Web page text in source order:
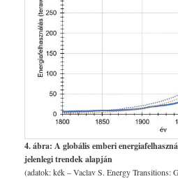
4. ábra: A globális emberi
jelenlegi trendek alapján
(adatok: kék – Vaclav S. Energy Transitions: